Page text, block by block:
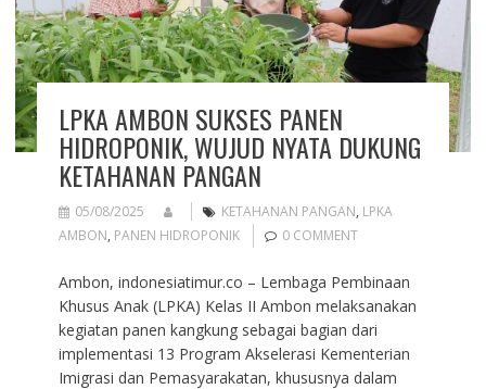
LPKA AMBON SUKSES PANEN
HIDROPONIK, WUJUD NYATA DUKUNG
KETAHANAN PANGAN
05/08/2025 KETAHANAN PANGAN, LPKA
AMBON, PANEN HIDROPONIK 0 COMMENT
Ambon, indonesiatimur.co – Lembaga Pembinaan
Khusus Anak (LPKA) Kelas II Ambon melaksanakan
kegiatan panen kangkung sebagai bagian dari
implementasi 13 Program Akselerasi Kementerian
Imigrasi dan Pemasyarakatan, khususnya dalam